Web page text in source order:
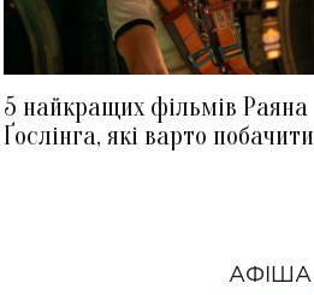
5 найкращих фільмів Раяна
Ґослінга, які варто побачити
АФІША